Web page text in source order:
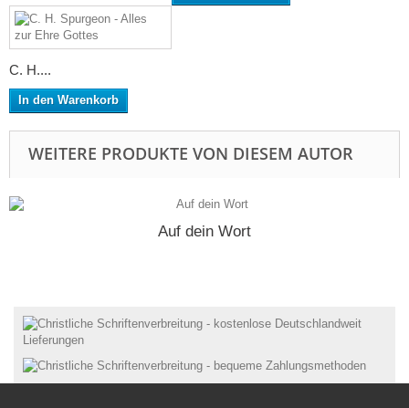
C. H....
In den Warenkorb
WEITERE PRODUKTE VON DIESEM AUTOR
Auf dein Wort